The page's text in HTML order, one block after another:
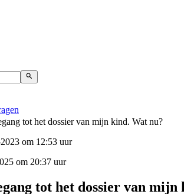
tot het dossier van mijn kind. Wat nu?
om 12:53 uur
om 20:37 uur
tot het dossier van mijn